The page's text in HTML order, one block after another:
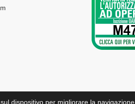
dispositivo per migliorare la navigazione